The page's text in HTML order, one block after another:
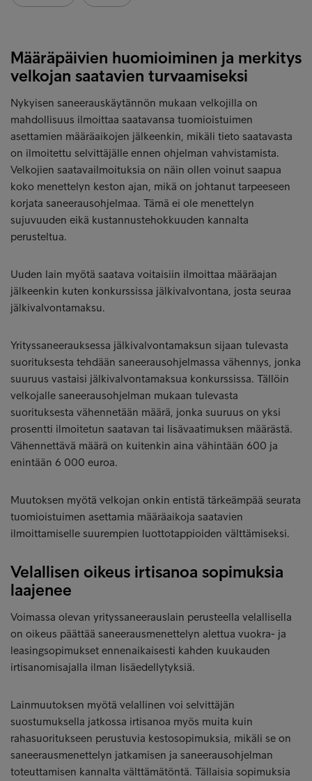
Määräpäivien huomioiminen ja merkitys
velkojan saatavien turvaamiseksi
Nykyisen saneerauskäytännön mukaan velkojilla on
mahdollisuus ilmoittaa saatavansa tuomioistuimen
asettamien määräaikojen jälkeenkin, mikäli tieto saatavasta
on ilmoitettu selvittäjälle ennen ohjelman vahvistamista.
Velkojien saatavailmoituksia on näin ollen voinut saapua
koko menettelyn keston ajan, mikä on johtanut tarpeeseen
korjata saneerausohjelmaa. Tämä ei ole menettelyn
sujuvuuden eikä kustannustehokkuuden kannalta
perusteltua.
Uuden lain myötä saatava voitaisiin ilmoittaa määräajan
jälkeenkin kuten konkurssissa jälkivalvontana, josta seuraa
jälkivalvontamaksu.
Yrityssaneerauksessa jälkivalvontamaksun sijaan tulevasta
suorituksesta tehdään saneerausohjelmassa vähennys, jonka
suuruus vastaisi jälkivalvontamaksua konkurssissa. Tällöin
velkojalle saneerausohjelman mukaan tulevasta
suorituksesta vähennetään määrä, jonka suuruus on yksi
prosentti ilmoitetun saatavan tai lisävaatimuksen määrästä.
Vähennettävä määrä on kuitenkin aina vähintään 600 ja
enintään 6 000 euroa.
Muutoksen myötä velkojan onkin entistä tärkeämpää seurata
tuomioistuimen asettamia määräaikoja saatavien
ilmoittamiselle suurempien luottotappioiden välttämiseksi.
Velallisen oikeus irtisanoa sopimuksia
laajenee
Voimassa olevan yrityssaneerauslain perusteella velallisella
on oikeus päättää saneerausmenettelyn alettua vuokra- ja
leasingsopimukset ennenaikaisesti kahden kuukauden
irtisanomisajalla ilman lisäedellytyksiä.
Lainmuutoksen myötä velallinen voi selvittäjän
suostumuksella jatkossa irtisanoa myös muita kuin
rahasuoritukseen perustuvia kestosopimuksia, mikäli se on
saneerausmenettelyn jatkamisen ja saneerausohjelman
toteuttamisen kannalta välttämätöntä. Tällaisia sopimuksia